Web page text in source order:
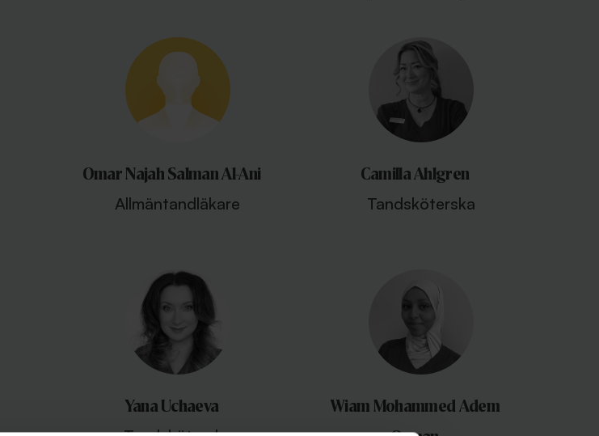
Omar Najah Salman Al-Ani
Allmäntandläkare
Camilla Ahlgren
Tandsköterska
Yana Uchaeva
Wiam Mohammed Adem